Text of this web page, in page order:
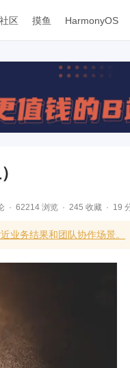
区 摸鱼 HarmonyOS
62214 浏览 245 收藏 19
业务结果和团队协作场景。